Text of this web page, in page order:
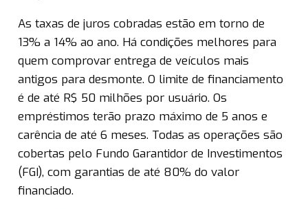
As taxas de juros cobradas estão em torno de
13% a 14% ao ano. Há condições melhores para
quem comprovar entrega de veículos mais
antigos para desmonte. O limite de financiamento
é de até R$ 50 milhões por usuário. Os
empréstimos terão prazo máximo de 5 anos e
carência de até 6 meses. Todas as operações são
cobertas pelo Fundo Garantidor de Investimentos
(FGI), com garantias de até 80% do valor
financiado.